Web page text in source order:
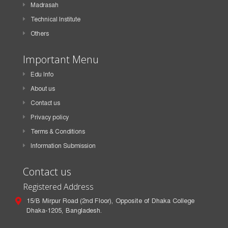
Madrasah
Technical Institute
Others
Important Menu
Edu Info
About us
Contact us
Privacy policy
Terms & Conditions
Information Submission
Contact us
Registered Address
15/B Mirpur Road (2nd Floor), Opposite of Dhaka College
Dhaka-1205, Bangladesh.